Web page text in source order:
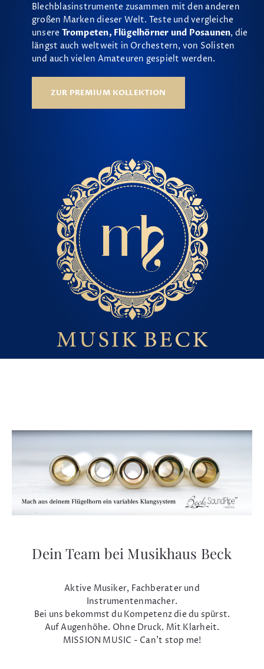
Blechblasinstrumente zusammen mit den anderen
großen Marken dieser Welt. Teste und vergleiche
unsere Trompeten, Flügelhörner und Posaunen, die
längst auch weltweit in Orchestern, von Solisten
und auch vielen Amateuren gespielt werden.
ZUR PREMIUM KOLLEKTION
Dein Team bei Musikhaus Beck
Aktive Musiker, Fachberater und
Instrumentenmacher.
Bei uns bekommst du Kompetenz die du spürst.
Auf Augenhöhe. Ohne Druck. Mit Klarheit.
MISSION MUSIC - Can't stop me!